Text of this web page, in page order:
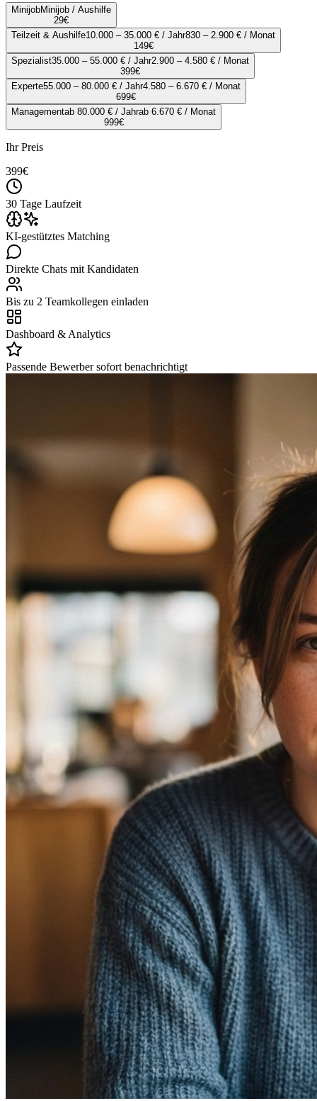
MinijobMinijob / Aushilfe
29€
Teilzeit & Aushilfe10.000 – 35.000 € / Jahr830 – 2.900 € / Monat
149€
Spezialist35.000 – 55.000 € / Jahr2.900 – 4.580 € / Monat
399€
Experte55.000 – 80.000 € / Jahr4.580 – 6.670 € / Monat
699€
Managementab 80.000 € / Jahrab 6.670 € / Monat
999€
Ihr Preis
399€
30 Tage Laufzeit
KI-gestütztes Matching
Direkte Chats mit Kandidaten
Bis zu 2 Teamkollegen einladen
Dashboard & Analytics
Passende Bewerber sofort benachrichtigt